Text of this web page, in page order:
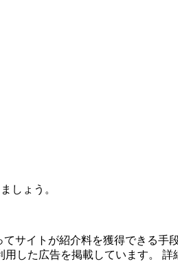
しょう。
サイトが紹介料を獲得できる
用した広告を掲載しています。 詳